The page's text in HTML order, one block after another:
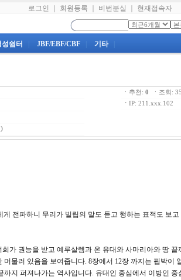
로그인 회원등록 비번분실 현재접속자
성쉼터 JBF/EBF/CBF 기타
ㆍ추천: 0 ㆍ조회:
ㆍ IP: 211.xxx.102
전파하니 무리가 빌립의 말도 듣고 행하는 표적도 보
가 권능을 받고 예루살렘과 온 유대와 사마리아와 땅 끝
물러 있음을 보여줍니다. 8장에서 12장 까지는 핍박이
지 퍼져나가는 역사입니다. 유대인 중심에서 이방인 중